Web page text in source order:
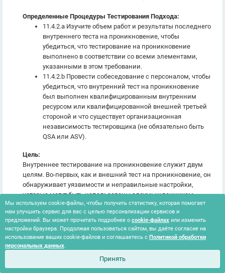
Определенные Процедуры Тестирования Подхода:
11.4.2.a Изучите объем работ и результаты последнего
внутреннего теста на проникновение, чтобы
убедиться, что тестирование на проникновение
выполнено в соответствии со всеми элементами,
указанными в этом требовании.
11.4.2.b Провести собеседование с персоналом, чтобы
убедиться, что внутренний тест на проникновение
был выполнен квалифицированным внутренним
ресурсом или квалифицированной внешней третьей
стороной и что существует организационная
независимость тестировщика (не обязательно быть
QSA или ASV).
Цель:
Внутреннее тестирование на проникновение служит двум
целям. Во-первых, как и внешний тест на проникновение, он
обнаруживает уязвимости и неправильные настройки,
которые могут быть использованы злоумышленником,
которому удалось получить некоторый доступ к внутренней
сети, независимо от того, является ли это авторизованным
пользователем, выполняющим несанкционированные
действия, или внешним злоумышленником, которому
удалось проникнуть в объектпериметр.
Во-вторых, внутреннее тестирование на проникновение
также помогает организациям обнаружить, где их процесс
Мы используем cookie-файлы, чтобы получить статистику, которая помогает
нам улучшить сервис для вас с целью персонализации сервисов и
предложений. Вы может прочитать подробнее о cookie-файлах или изменить
настройки браузера. Продолжая пользоваться сайтом, вы даёте согласие на
использование ваших cookie-файлов и соглашаетесь с Политикой обработки
персональных данных.
Принять